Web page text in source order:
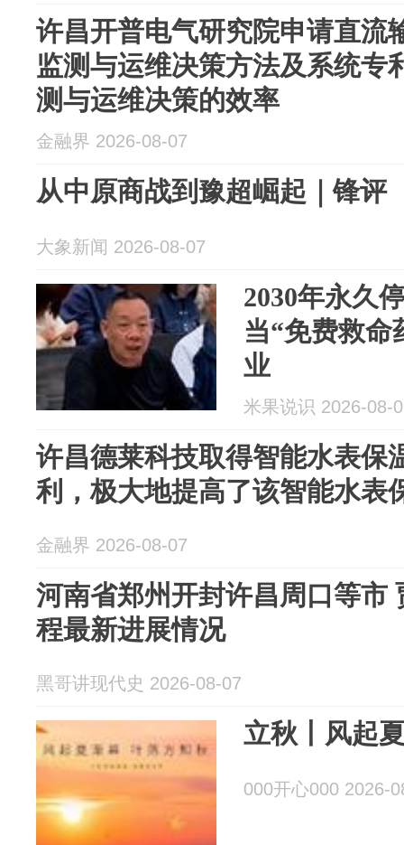
许昌开普电气研究院申请直流
监测与运维决策方法及系统专
测与运维决策的效率
金融界 2026-08-07
从中原商战到豫超崛起｜锋评
大象新闻 2026-08-07
2030年永久
当“免费救命
业
米果说识 2026-08-
许昌德莱科技取得智能水表保
利，极大地提高了该智能水表
金融界 2026-08-07
河南省郑州开封许昌周口等市
程最新进展情况
黑哥讲现代史 2026-08-07
立秋丨风起
000开心000 2026-